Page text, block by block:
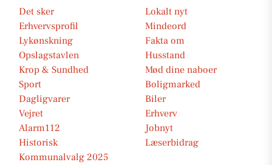
Det sker
Lokalt nyt
Erhvervsprofil
Mindeord
Lykønskning
Fakta om
Opslagstavlen
Husstand
Krop & Sundhed
Mød dine naboer
Sport
Boligmarked
Dagligvarer
Biler
Vejret
Erhverv
Alarm112
Jobnyt
Historisk
Læserbidrag
Kommunalvalg 2025